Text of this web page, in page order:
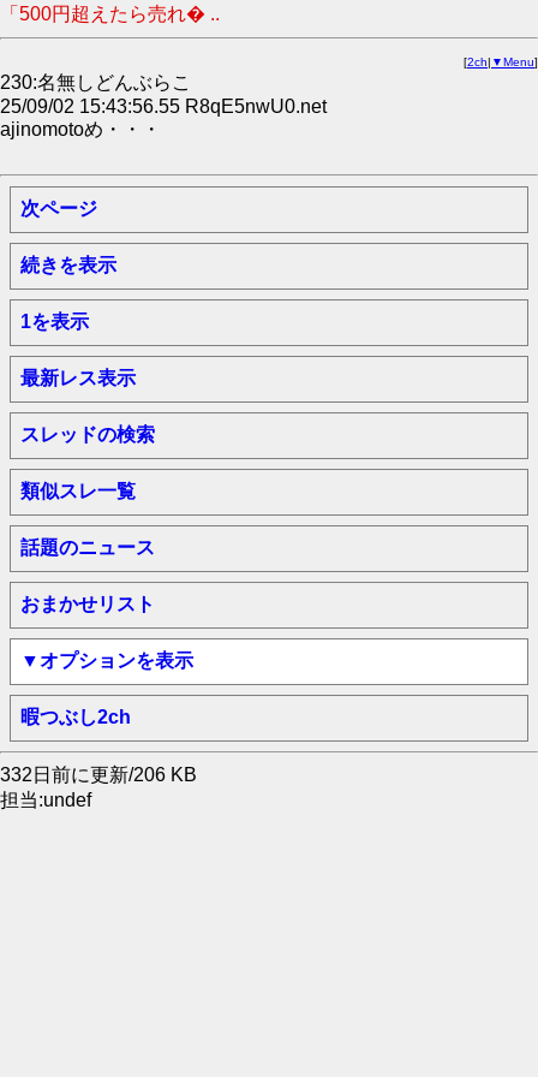
「500円超えたら売れ� ..
[2ch| ▼Menu]
230:名無しどんぶらこ
25/09/02 15:43:56.55 R8qE5nwU0.net
ajinomotoめ・・・
次ページ
続きを表示
1を表示
最新レス表示
スレッドの検索
類似スレ一覧
話題のニュース
おまかせリスト
▼オプションを表示
暇つぶし2ch
332日前に更新/206 KB
担当:undef